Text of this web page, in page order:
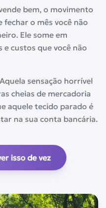
bem, o movimento
fechar o mês você não
Ele some em
e custos que você não
Aquela sensação horrível
cheias de mercadoria
aquele tecido parado é
na sua conta bancária.
isso de vez